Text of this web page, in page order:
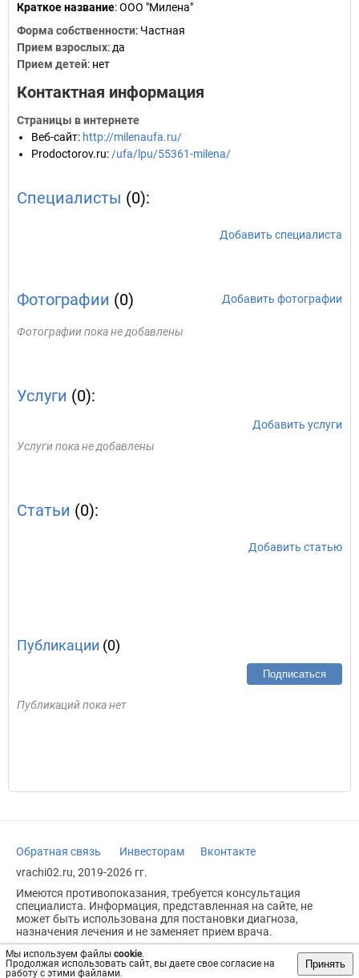
Мы используем файлы cookie.
Продолжая использовать сайт, вы даете свое согласие на
работу с этими файлами.
Принять
Краткое название:ООО "Милена"
Форма собственности: Частная
Прием взрослых: да
Прием детей: нет
Контактная информация
Страницы в интернете
Веб-сайт: http://milenaufa.ru/
Prodoctorov.ru: /ufa/lpu/55361-milena/
Специалисты (0):
Добавить специалиста
Фотографии (0) Добавить фотографии
Фотографии пока не добавлены
Услуги (0):
Добавить услуги
Услуги пока не добавлены
Статьи (0):
Добавить статью
Публикации (0)
Подписаться
Публикаций пока нет
Обратная связь Инвесторам
Вконтакте
vrachi02.ru, 2019-2026 гг.
Имеются противопоказания, требуется консультация
специалиста. Информация, представленная на сайте, не
может быть использована для постановки диагноза,
назначения лечения и не заменяет прием врача.
Возрастное ограничение: 18+